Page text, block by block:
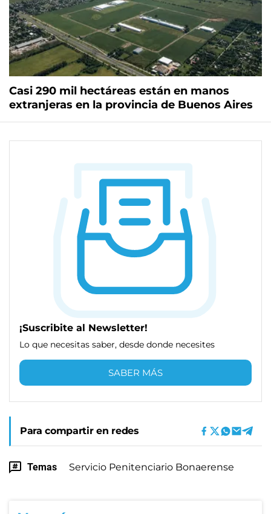
Casi 290 mil hectáreas están en manos
extranjeras en la provincia de Buenos Aires
¡Suscribite al Newsletter!
Lo que necesitas saber, desde donde necesites
SABER MÁS
Para compartir en redes
Temas Servicio Penitenciario Bonaerense